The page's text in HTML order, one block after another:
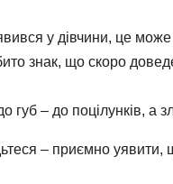
у дівчини, це
знак, що скоро
губ – до поцілунків, а
– приємно